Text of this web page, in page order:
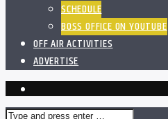
SCHEDULE
BOSS OFFICE ON YOUTUBE
OFF AIR ACTIVITIES
ADVERTISE